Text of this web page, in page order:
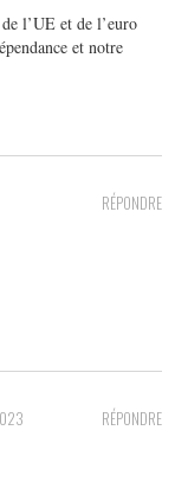
l’UE et de l’euro
et notre
RÉPONDRE
RÉPONDRE